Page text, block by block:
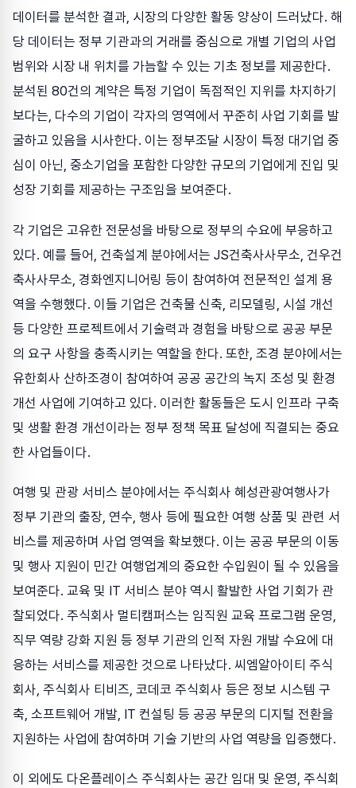
데이터를 분석한 결과, 시장의 다양한 활동 양상이 드러났다. 해
당 데이터는 정부 기관과의 거래를 중심으로 개별 기업의 사업
범위와 시장 내 위치를 가늠할 수 있는 기초 정보를 제공한다.
분석된 80건의 계약은 특정 기업이 독점적인 지위를 차지하기
보다는, 다수의 기업이 각자의 영역에서 꾸준히 사업 기회를 발
굴하고 있음을 시사한다. 이는 정부조달 시장이 특정 대기업 중
심이 아닌, 중소기업을 포함한 다양한 규모의 기업에게 진입 및
성장 기회를 제공하는 구조임을 보여준다.
각 기업은 고유한 전문성을 바탕으로 정부의 수요에 부응하고
있다. 예를 들어, 건축설계 분야에서는 JS건축사사무소, 건우건
축사사무소, 경화엔지니어링 등이 참여하여 전문적인 설계 용
역을 수행했다. 이들 기업은 건축물 신축, 리모델링, 시설 개선
등 다양한 프로젝트에서 기술력과 경험을 바탕으로 공공 부문
의 요구 사항을 충족시키는 역할을 한다. 또한, 조경 분야에서는
유한회사 산하조경이 참여하여 공공 공간의 녹지 조성 및 환경
개선 사업에 기여하고 있다. 이러한 활동들은 도시 인프라 구축
및 생활 환경 개선이라는 정부 정책 목표 달성에 직결되는 중요
한 사업들이다.
여행 및 관광 서비스 분야에서는 주식회사 혜성관광여행사가
정부 기관의 출장, 연수, 행사 등에 필요한 여행 상품 및 관련 서
비스를 제공하며 사업 영역을 확보했다. 이는 공공 부문의 이동
및 행사 지원이 민간 여행업계의 중요한 수입원이 될 수 있음을
보여준다. 교육 및 IT 서비스 분야 역시 활발한 사업 기회가 관
찰되었다. 주식회사 멀티캠퍼스는 임직원 교육 프로그램 운영,
직무 역량 강화 지원 등 정부 기관의 인적 자원 개발 수요에 대
응하는 서비스를 제공한 것으로 나타났다. 씨엠알아이티 주식
회사, 주식회사 티비즈, 코데코 주식회사 등은 정보 시스템 구
축, 소프트웨어 개발, IT 컨설팅 등 공공 부문의 디지털 전환을
지원하는 사업에 참여하며 기술 기반의 사업 역량을 입증했다.
이 외에도 다온플레이스 주식회사는 공간 임대 및 운영, 주식회